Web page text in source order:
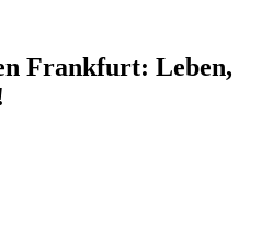
Frankfurt: Leben,